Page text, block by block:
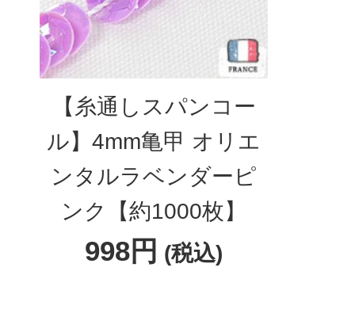
【糸通しスパンコー
ル】4mm亀甲 オリエ
ンタルラベンダーピ
ンク【約1000枚】
998円 (税込)